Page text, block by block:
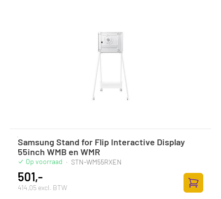
Samsung Stand for Flip Interactive Display
55inch WMB en WMR
Op voorraad · STN-WM55RXEN
501,-
414,05 excl. BTW